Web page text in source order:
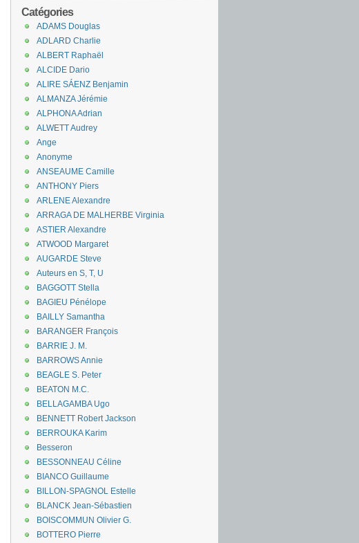
Catégories
ADAMS Douglas
ADLARD Charlie
ALBERT Raphaël
ALCIDE Dario
ALIRE SÁENZ Benjamin
ALMANZA Jérémie
ALPHONA Adrian
ALWETT Audrey
Ange
Anonyme
ANSEAUME Camille
ANTHONY Piers
ARLENE Alexandre
ARRAGA DE MALHERBE Virginia
ASTIER Alexandre
ATWOOD Margaret
AUGARDE Steve
Auteurs en S, T, U
BAGGOTT Stella
BAGIEU Pénélope
BAILLY Samantha
BARANGER François
BARRIE J. M.
BARROWS Annie
BEAGLE S. Peter
BEATON M.C.
BELLAGAMBA Ugo
BENNETT Robert Jackson
BERROUKA Karim
Besseron
BESSONNEAU Céline
BIANCO Guillaume
BILLON-SPAGNOL Estelle
BLANCK Jean-Sébastien
BOISCOMMUN Olivier G.
BOTTERO Pierre